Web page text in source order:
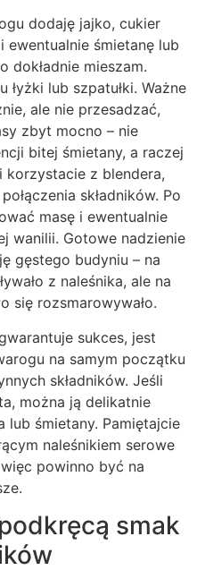
dodaję jajko, cukier
śmietanę lub
dokładnie mieszam.
lub szpatułki. Ważne
ale nie przesadzać,
zbyt mocno – nie
bitej śmietany, a raczej
korzystacie z blendera,
składników. Po
masę i ewentualnie
wanilii. Gotowe nadzienie
gęstego budyniu – na
z naleśnika, ale na
się rozsmarowywało.
sukces, jest
na samym początku
składników. Jeśli
można ją delikatnie
śmietany. Pamiętajcie
naleśnikiem serowe
powinno być na
smak